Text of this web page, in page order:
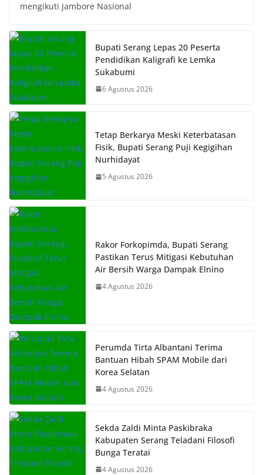
mengikuti Jambore Nasional
Bupati Serang Lepas 20 Peserta
Pendidikan Kaligrafi ke Lemka
Sukabumi
6 Agustus 2026
Tetap Berkarya Meski Keterbatasan
Fisik, Bupati Serang Puji Kegigihan
Nurhidayat
5 Agustus 2026
Rakor Forkopimda, Bupati Serang
Pastikan Terus Mitigasi Kebutuhan
Air Bersih Warga Dampak Elnino
4 Agustus 2026
Perumda Tirta Albantani Terima
Bantuan Hibah SPAM Mobile dari
Korea Selatan
4 Agustus 2026
Sekda Zaldi Minta Paskibraka
Kabupaten Serang Teladani Filosofi
Bunga Teratai
4 Agustus 2026